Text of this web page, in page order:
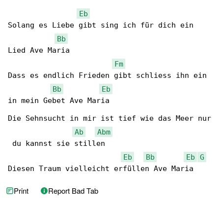
Eb
Solang es Liebe gibt sing ich für dich ein
Bb
Lied Ave Maria
Fm
Dass es endlich Frieden gibt schliess ihn ein
Bb
Eb
in mein Gebet Ave Maria
Die Sehnsucht in mir ist tief wie das Meer nur
Ab
Abm
du kannst sie stillen
Eb
Bb Eb
G
Diesen Traum vielleicht erfüllen Ave Maria
Print Report Bad Tab